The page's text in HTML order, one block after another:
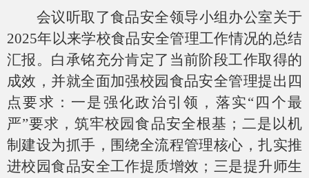
会议听取了食品安全领导小组办公室关于
2025年以来学校食品安全管理工作情况的总结
汇报。白承铭充分肯定了当前阶段工作取得的
成效，并就全面加强校园食品安全管理提出四
点要求：一是强化政治引领，落实“四个最
严”要求，筑牢校园食品安全根基；二是以机
制建设为抓手，围绕全流程管理核心，扎实推
进校园食品安全工作提质增效；三是提升师生